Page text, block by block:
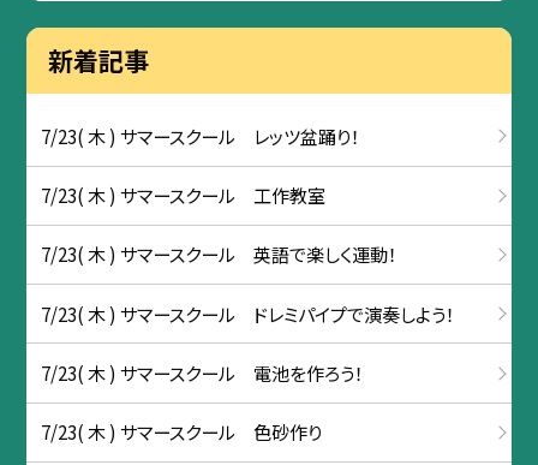
新着記事
7/23( 木 ) サマースクール レッツ盆踊り！
7/23( 木 ) サマースクール 工作教室
7/23( 木 ) サマースクール 英語で楽しく運動！
7/23( 木 ) サマースクール ドレミパイプで演奏しよう！
7/23( 木 ) サマースクール 電池を作ろう！
7/23( 木 ) サマースクール 色砂作り